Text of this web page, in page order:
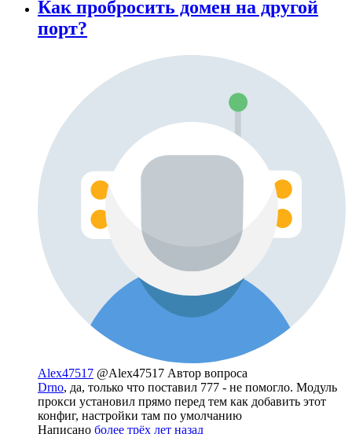
Как пробросить домен на другой
порт?
Alex47517 @Alex47517 Автор вопроса
Drno, да, только что поставил 777 - не помогло. Модуль
прокси установил прямо перед тем как добавить этот
конфиг, настройки там по умолчанию
Написано более трёх лет назад